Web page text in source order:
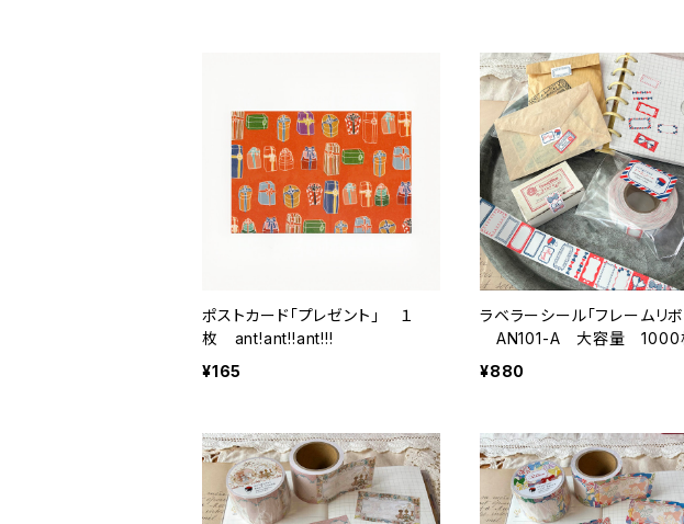
ポストカード「プレゼント」 １
枚 ant!ant!!ant!!!
¥165
ラベラーシール「フレームリボ
AN101-A 大容量
シール
¥880